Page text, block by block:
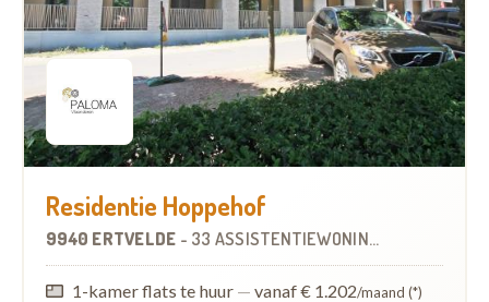
Residentie Hoppehof
9940 ERTVELDE - 33 ASSISTENTIEWONINGEN
1-kamer flats te huur — vanaf € 1.202/maand (*)